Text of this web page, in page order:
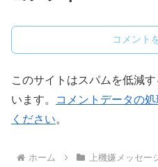
コメント
このサイトはスパムを低減
います。
コメントデータの
ください。
ホーム 上機嫌メッセー